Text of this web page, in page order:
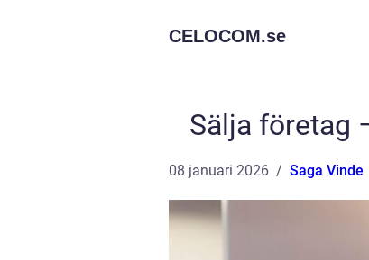
CELOCOM.se
Sälja företag
08 januari 2026 Saga Vinde